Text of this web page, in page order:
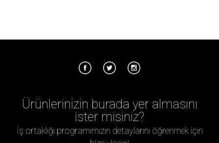
Ürünlerinizin burada yer almasını
ister misiniz?
İş ortaklığı programımızın detaylarını öğrenmek için